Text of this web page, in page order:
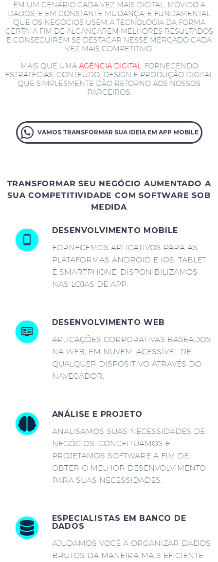
EM UM CENÁRIO CADA VEZ MAIS DIGITAL, MOVIDO A
DADOS, E EM CONSTANTE MUDANÇA, É FUNDAMENTAL
QUE OS NEGÓCIOS USEM A TECNOLOGIA DA FORMA
CERTA, A FIM DE ALCANÇAREM MELHORES RESULTADOS
E CONSEGUIREM SE DESTACAR NESSE MERCADO CADA
VEZ MAIS COMPETITIVO.
MAIS QUE UMA AGÊNCIA DIGITAL
, FORNECENDO
ESTRATÉGIAS, CONTEÚDO, DESIGN E PRODUÇÃO DIGITAL
QUE SIMPLESMENTE DÃO RETORNO AOS NOSSOS
PARCEIROS.
VAMOS TRANSFORMAR SUA IDEIA EM APP MOBILE
TRANSFORMAR SEU NEGÓCIO AUMENTADO A
SUA COMPETITIVIDADE COM SOFTWARE SOB
MEDIDA
DESENVOLVIMENTO MOBILE
FORNECEMOS APLICATIVOS PARA AS
PLATAFORMAS ANDROID E IOS, TABLET
E SMARTPHONE. DISPONIBILIZAMOS
NAS LOJAS DE APP.
DESENVOLVIMENTO WEB
APLICAÇÕES CORPORATIVAS BASEADOS
NA WEB, EM NUVEM, ACESSÍVEL DE
QUALQUER DISPOSITIVO ATRAVÉS DO
NAVEGADOR.
ANÁLISE E PROJETO
ANALISAMOS SUAS NECESSIDADES DE
NEGÓCIOS, CONCEITUAMOS E
PROJETAMOS SOFTWARE A FIM DE
OBTER O MELHOR DESENVOLVIMENTO
PARA SUAS NECESSIDADES.
ESPECIALISTAS EM BANCO DE
DADOS
AJUDAMOS VOCÊ A ORGANIZAR DADOS
BRUTOS DA MANEIRA MAIS EFICIENTE